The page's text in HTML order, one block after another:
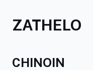
ZATHELO
CHINOIN